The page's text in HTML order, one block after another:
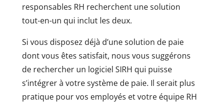
responsables RH recherchent une solution
tout-en-un qui inclut les deux.
Si vous disposez déjà d’une solution de paie
dont vous êtes satisfait, nous vous suggérons
de rechercher un logiciel SIRH qui puisse
s’intégrer à votre système de paie. Il serait plus
pratique pour vos employés et votre équipe RH